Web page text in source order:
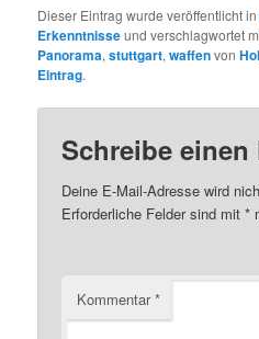
Dieser Eintrag wurde veröffentlicht in
Erkenntnisseund verschlagwortet
Panorama,stuttgart,waffenvon
Eintrag.
Schreibe einen
Deine E-Mail-Adresse wird
Erforderliche Felder sind mit*
Kommentar*